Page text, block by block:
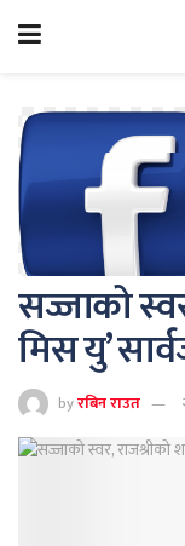
सज्जाको
मिस यु’
byरबिन राउत